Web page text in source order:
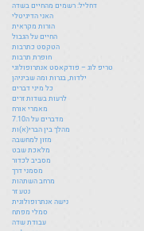
דחליל: רשמים מהחיים בשדה
האני הדיגיטלי
הורות מקראית
החיים על הגבול
הטקסט כתרבות
חופרת תרבות
טריפ לוג – פודקאסט אנתרופולוגי
ילדות, בגרות ומה שביניהן
כל מיני דברים
לרעות בשדות זרים
מאמרי אורח
מדברים על ה7.10
מהלך בין הברי(א)ות
מזון למחשבה
מלאכת שבט
מסביב לכדור
מסמני דרך
מרחב השתהות
נטע זר
נישה אנתרופולוגית
סמלי מפתח
עבודת שדה